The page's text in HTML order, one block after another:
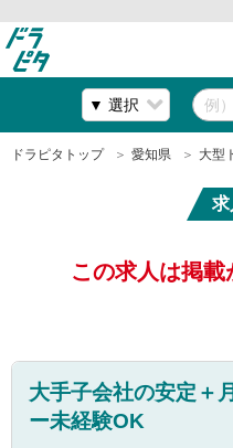
ドラピタトップ 愛知県 大型
求
この求人は掲載
大手子会社の安定＋
ー未経験OK